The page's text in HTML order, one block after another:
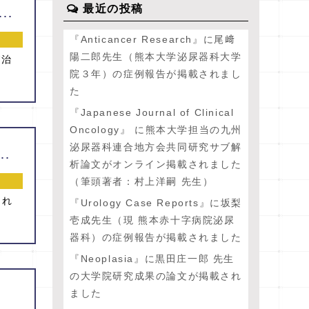
州泌尿器科連合地方会共同研究サブ解析論文がオンライン掲載されました（筆頭著者：村上洋嗣 先生） 最近の投稿
『Anticancer Research』に尾﨑
陽二郎先生（熊本大学泌尿器科大学
院３年）の症例報告が掲載されまし
た
『Japanese Journal of Clinical
Oncology』 に熊本大学担当の九州
泌尿器科連合地方会共同研究サブ解
析論文がオンライン掲載されました
（筆頭著者：村上洋嗣 先生）
『Urology Case Reports』に坂梨
壱成先生（現 熊本赤十字病院泌尿
器科）の症例報告が掲載されました
『Neoplasia』に黒田庄一郎 先生
の大学院研究成果の論文が掲載され
ました